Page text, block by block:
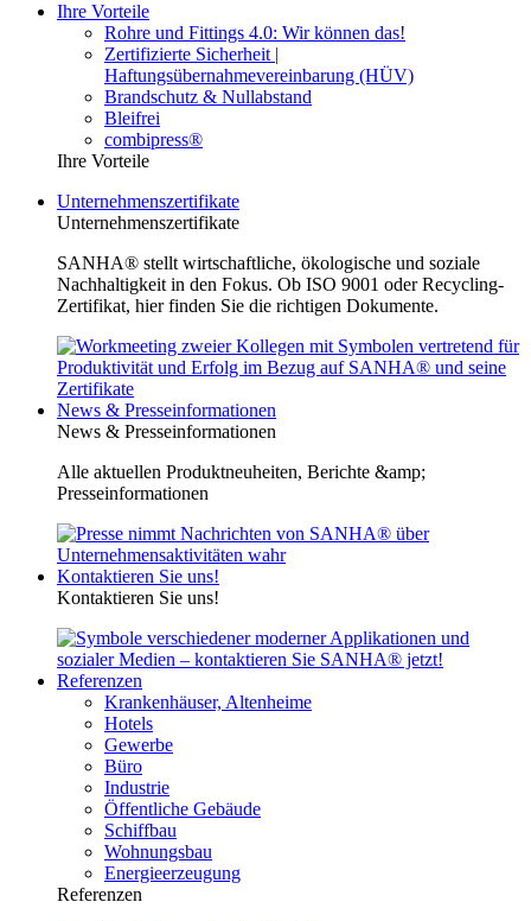
Ihre Vorteile
Rohre und Fittings 4.0: Wir können das!
Zertifizierte Sicherheit |
Haftungsübernahmevereinbarung (HÜV)
Brandschutz & Nullabstand
Bleifrei
combipress®
Ihre Vorteile
Unternehmenszertifikate
Unternehmenszertifikate
SANHA® stellt wirtschaftliche, ökologische und soziale
Nachhaltigkeit in den Fokus. Ob ISO 9001 oder Recycling-
Zertifikat, hier finden Sie die richtigen Dokumente.
News & Presseinformationen
News & Presseinformationen
Alle aktuellen Produktneuheiten, Berichte &amp;
Presseinformationen
Kontaktieren Sie uns!
Kontaktieren Sie uns!
Referenzen
Krankenhäuser, Altenheime
Hotels
Gewerbe
Büro
Industrie
Öffentliche Gebäude
Schiffbau
Wohnungsbau
Energieerzeugung
Referenzen